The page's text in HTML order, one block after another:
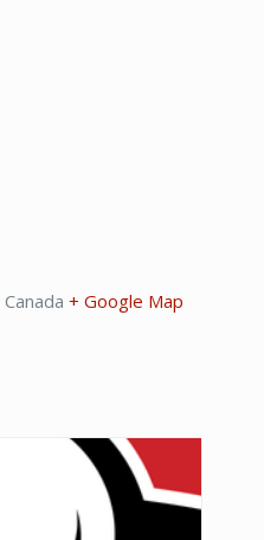
Canada + Google Map